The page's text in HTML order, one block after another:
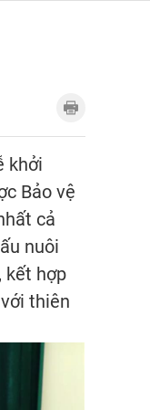
khởi
Bảo vệ
cả
nuôi
kết hợp
thiên